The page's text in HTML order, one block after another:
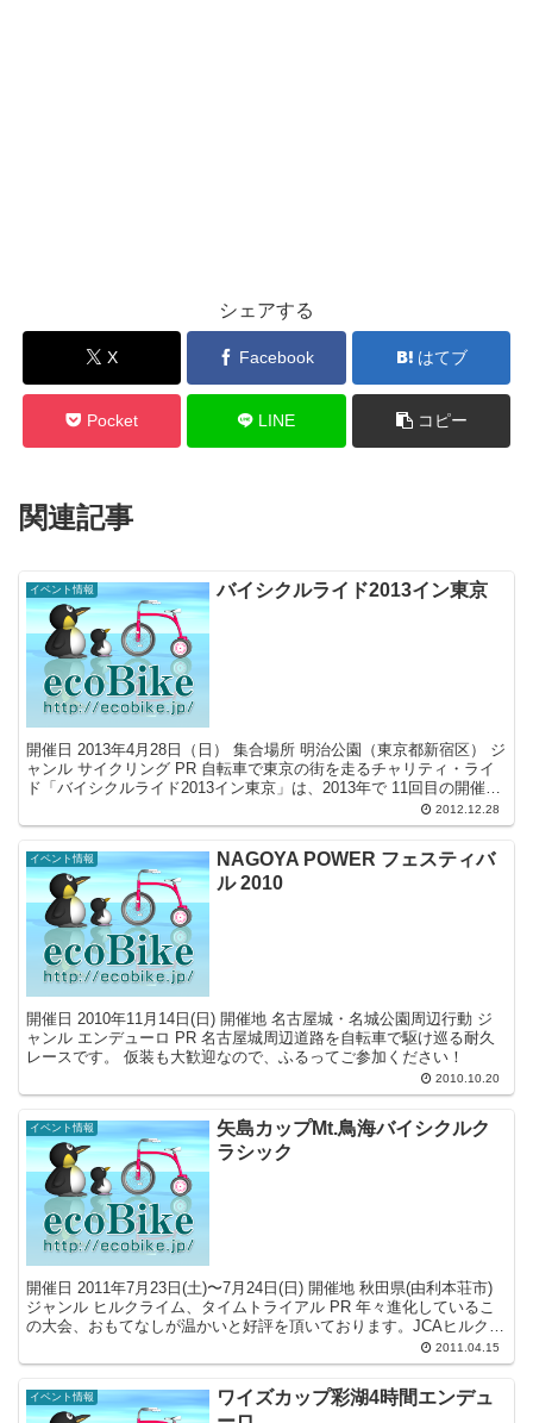
シェアする
X Facebook はてブ
Pocket LINE コピー
関連記事
イベント情報 バイシクルライド2013イン東京
開催日 2013年4月28日（日） 集合場所 明治公園（東京都新宿区） ジ
ャンル サイクリング PR 自転車で東京の街を走るチャリティ・ライ
ド「バイシクルライド2013イン東京」は、2013年で 11回目の開催を
2012.12.28
イベント情報
NAGOYA POWER フェスティバ
ル 2010
開催日 2010年11月14日(日) 開催地 名古屋城・名城公園周辺行動 ジ
ャンル エンデューロ PR 名古屋城周辺道路を自転車で駆け巡る耐久
レースです。 仮装も大歓迎なので、ふるってご参加ください！
2010.10.20
イベント情報
矢島カップMt.鳥海バイシクルク
ラシック
開催日 2011年7月23日(土)〜7月24日(日) 開催地 秋田県(由利本荘市)
ジャンル ヒルクライム、タイムトライアル PR 年々進化しているこ
の大会、おもてなしが温かいと好評を頂いております。JCAヒルクラ
2011.04.15
イベント情報
ワイズカップ彩湖4時間エンデュ